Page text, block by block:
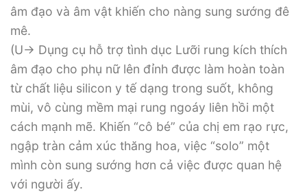
âm đạo và âm vật khiến cho nàng sung sướng đê
mê.
(U-> Dụng cụ hỗ trợ tình dục Lưỡi rung kích thích
âm đạo cho phụ nữ lên đỉnh được làm hoàn toàn
từ chất liệu silicon y tế dạng trong suốt, không
mùi, vô cùng mềm mại rung ngoáy liên hồi một
cách mạnh mẽ. Khiến “cô bé” của chị em rạo rực,
ngập tràn cảm xúc thăng hoa, việc “solo” một
mình còn sung sướng hơn cả việc được quan hệ
với người ấy.